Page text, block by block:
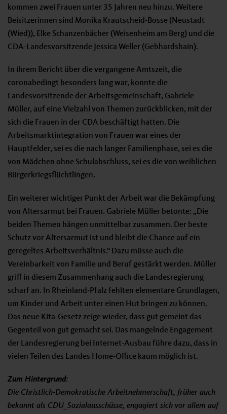
kommen zwei Frauen unter 35 Jahren neu hinzu. Weitere
Beisitzerinnen sind Monika Krautscheid-Bosse (Neustadt
(Wied)), Elke Schanzenbächer (Weisenheim am Berg) und die
CDA-Landesvorsitzende Jessica Weller (Gebhardshain).
In ihrem Bericht über die vergangene Amtszeit, die
coronabedingt besonders lang war, konnte die
Landesvorsitzende der Arbeitsgemeinschaft, Gabriele
Müller, auf eine Vielzahl von Themen zurückblicken, mit der
sich die Frauen in der CDA beschäftigt hatten. Die
Arbeitsmarktintegration von Frauen war eines der
Hauptfelder, sei es die nach langer Familienphase, sei es die
von Mädchen ohne Schulabschluss, sei es die von weiblichen
Bürgerkriegsflüchtlingen.
Ein weiterer wichtiger Punkt der Arbeit war die Bekämpfung
von Altersarmut bei Frauen. Gabriele Müller betonte: „Die
beiden Themen hängen unmittelbar zusammen. Der beste
Schutz vor Altersarmut ist und bleibt die Chance auf ein
geregeltes Arbeitsverhältnis.“ Dazu müsse auch die
Vereinbarkeit von Familie und Beruf gestärkt werden. Müller
griff in diesem Zusammenhang auch die Landesregierung
scharf an. In Rheinland-Pfalz fehlten elementare Grundlagen,
um Kinder und Arbeit unter einen Hut bringen zu können.
Das neue Kita-Gesetz zeige wieder, dass gut gemeint das
Gegenteil von gut gemacht sei. Das mangelnde Engagement
der Landesregierung bei Internet-Ausbau führe dazu, dass in
vielen Teilen des Landes Home-Office kaum möglich ist.
Zum Hintergrund:
Die Christlich-Demokratische Arbeitnehmerschaft, früher auch
bekannt als CDU_Sozialausschüsse, engagiert sich vor allem auf